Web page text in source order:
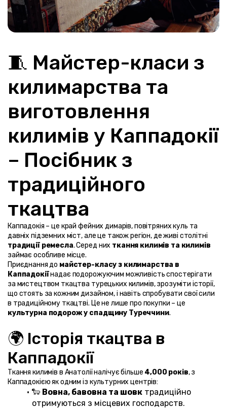
🧵 Майстер-класи з
килимарства та
виготовлення
килимів у Каппадокії
– Посібник з
традиційного
ткацтва
Каппадокія – це край фейних димарів, повітряних куль та
традиції ремесла. Серед них ткання килимів та килимів
займає особливе місце.
Приєднання до майстер-класу з килимарства в
Каппадокії надає подорожуючим можливість спостерігати
за мистецтвом ткацтва турецьких килимів, зрозуміти історії,
що стоять за кожним дизайном, і навіть спробувати свої сили
культурна подорож у спадщину Туреччини.
🌍 Історія ткацтва в
Каппадокії
Ткання килимів в Анатолії налічує більше 4,000 років, з
Каппадокією як одним із культурних центрів:
🐑 Вовна, бавовна та шовк традиційно
отримуються з місцевих господарств.